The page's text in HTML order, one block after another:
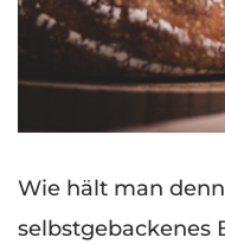
Wie hält man
selbstgebackenes